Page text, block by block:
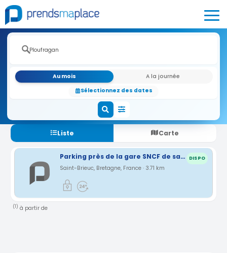
Au mois
A la journée
Sélectionnez des dates
Liste Carte
Parking près de la gare SNCF de saint brieuc DISPO
Saint-Brieuc, Bretagne, France · 3.71 km
(1) à partir de